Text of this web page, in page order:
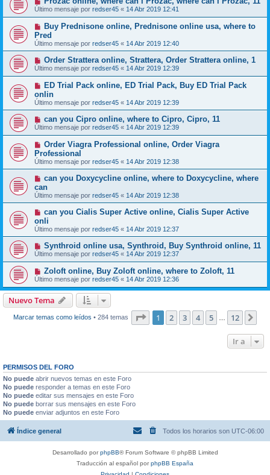
Último mensaje por redser45 « 14 Abr 2019 12:41
Buy Prednisone online, Prednisone online usa, where to
Pred
Último mensaje por redser45 « 14 Abr 2019 12:40
Order Strattera online, Strattera, Order Strattera online, 1
Último mensaje por redser45 « 14 Abr 2019 12:39
ED Trial Pack online, ED Trial Pack, Buy ED Trial Pack
onlin
Último mensaje por redser45 « 14 Abr 2019 12:39
can you Cipro online, where to Cipro, Cipro, 11
Último mensaje por redser45 « 14 Abr 2019 12:39
Order Viagra Professional online, Order Viagra
Professional
Último mensaje por redser45 « 14 Abr 2019 12:38
can you Doxycycline online, where to Doxycycline, where
can
Último mensaje por redser45 « 14 Abr 2019 12:38
can you Cialis Super Active online, Cialis Super Active
onli
Último mensaje por redser45 « 14 Abr 2019 12:37
Synthroid online usa, Synthroid, Buy Synthroid online, 11
Último mensaje por redser45 « 14 Abr 2019 12:37
Zoloft online, Buy Zoloft online, where to Zoloft, 11
Último mensaje por redser45 « 14 Abr 2019 12:36
Nuevo Tema
Marcar temas como leídos • 284 temas Página de 12
1 2 3 4 5 12
Ir a
PERMISOS DEL FORO
No puede abrir nuevos temas en este Foro
No puede responder a temas en este Foro
No puede editar sus mensajes en este Foro
No puede borrar sus mensajes en este Foro
No puede enviar adjuntos en este Foro
Índice general Todos los horarios son UTC-06:00
Desarrollado porphpBB® Forum Software © phpBB Limited
Traducción al español porphpBB España